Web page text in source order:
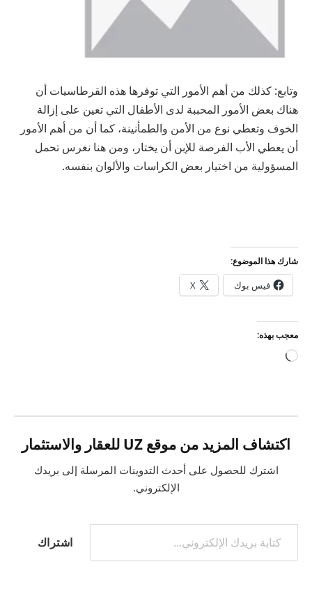
وتابع: كذلك من أهم الأمور التي توفرها هذه القرطاسيات أن
هناك بعض الأمور المحببة لدى الأطفال التي تعين على إزالة
الخوف وتعطي نوع من الأمن والطمأنينة، كما أن من أهم الأمور
أن يعطي الأب الفرصة للإبن أن يختار، ومن هنا نغرس تحمل
المسؤولية من اختيار بعض الكراسات والألوان بنفسه.
شارك هذا الموضوع:
فيس بوك X
معجب بهذه:
جاري
اكتشاف المزيد من موقع UZ للعقار والاستثمار
اشترك للحصول على أحدث التدوينات المرسلة إلى بريدك
الإلكتروني.
كتابة بريدك الإلكتروني...
اشتراك